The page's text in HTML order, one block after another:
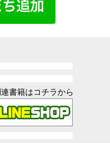
書籍はコチラから